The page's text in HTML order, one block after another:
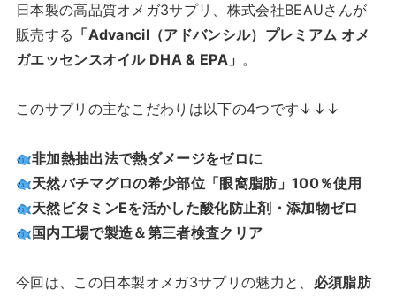
日本製の高品質オメガ3サプリ、株式会社BEAUさんが
販売する 「Advancil（アドバンシル）プレミアム オメ
ガエッセンスオイル DHA & EPA」 。
このサプリの主なこだわりは以下の4つです↓↓↓
非加熱抽出法で熱ダメージをゼロに
天然バチマグロの希少部位「眼窩脂肪」100％使用
天然ビタミンEを活かした酸化防止剤・添加物ゼロ
国内工場で製造＆第三者検査クリア
今回は、この日本製オメガ3サプリの魅力と、 必須脂肪